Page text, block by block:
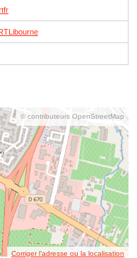
© contributeurs OpenStreetMap
Corriger l’adresse ou la localisation